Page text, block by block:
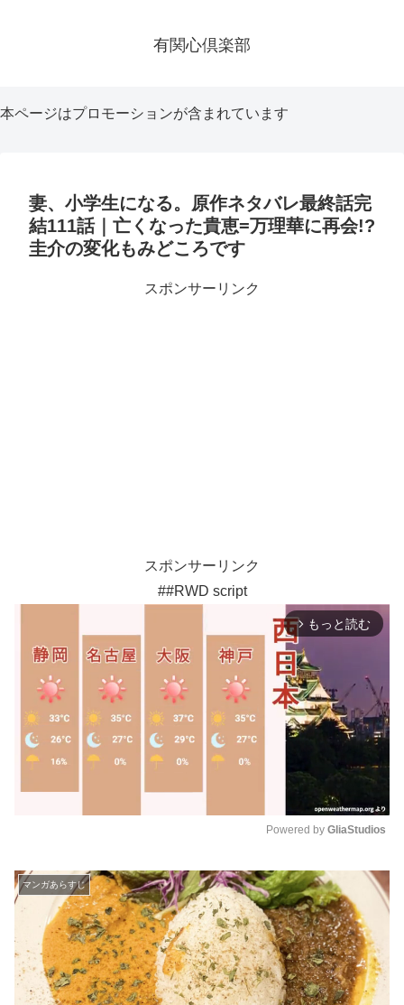
有関心倶楽部
本ページはプロモーションが含まれています
妻、小学生になる。原作ネタバレ最終話完
結111話｜亡くなった貴恵=万理華に再会!?
圭介の変化もみどころです
スポンサーリンク
スポンサーリンク
##RWD script
arrow_forward_ios もっと読む
u
t
e
Powered by GliaStudios
マンガあらすじ